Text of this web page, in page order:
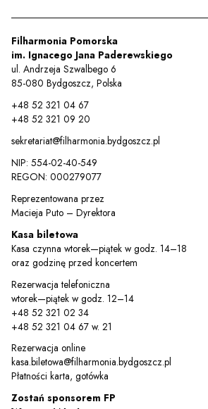
Filharmonia Pomorska
im. Ignacego Jana Paderewskiego
ul. Andrzeja Szwalbego 6
85-080 Bydgoszcz, Polska
+48 52 321 04 67
+48 52 321 09 20
sekretariat@filharmonia.bydgoszcz.pl
NIP: 554-02-40-549
REGON: 000279077
Reprezentowana przez
Macieja Puto – Dyrektora
Kasa biletowa
Kasa czynna wtorek—piątek w godz. 14–18
oraz godzinę przed koncertem
Rezerwacja telefoniczna
wtorek—piątek w godz. 12–14
+48 52 321 02 34
+48 52 321 04 67 w. 21
Rezerwacja online
kasa.biletowa@filharmonia.bydgoszcz.pl
Płatności karta, gotówka
Zostań sponsorem FP